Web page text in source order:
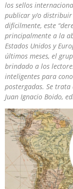
los sellos
publicar y/o
difícilmente, este
principalmente a la
Estados Unidos y
últimos meses, el
brindado a los
inteligentes para
postergadas. Se trata
Juan Ignacio Boido,